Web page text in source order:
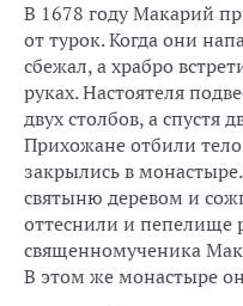
В 1678 году Макарий
от турок. Когда они
сбежал, а храбро
руках. Настоятеля
двух столбов, а спустя
Прихожане отбили
закрылись в
святыню деревом и
оттеснили и пепелище
священномученика
В этом же монастыре